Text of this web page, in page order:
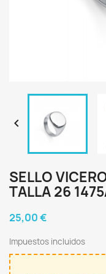

SELLO
TALLA 26
25,00 €
Impuestos incluidos